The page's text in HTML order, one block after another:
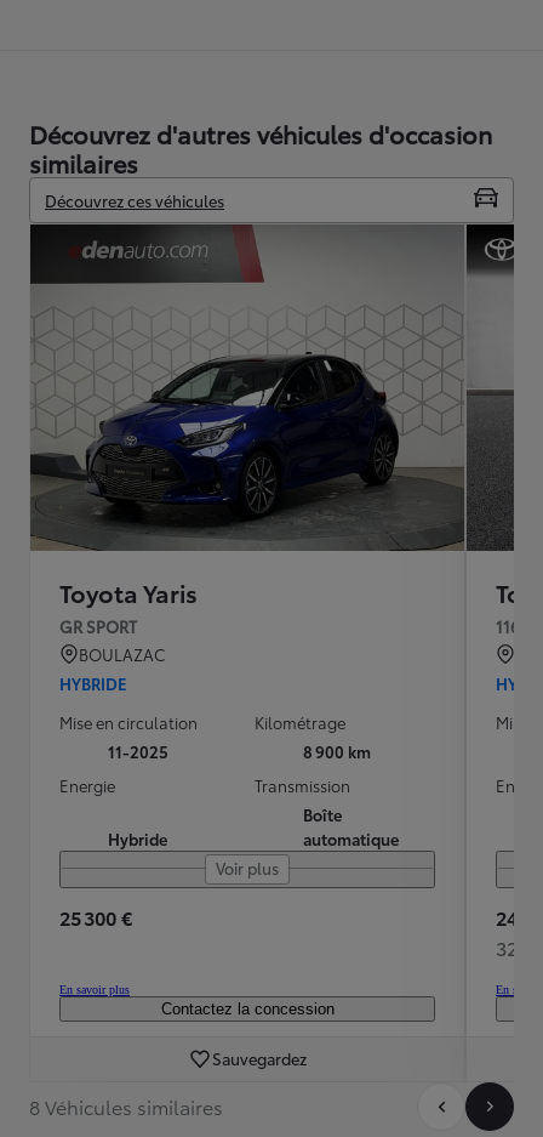
Découvrez d'autres véhicules d'occasion
similaires
Découvrez ces véhicules
Toyota Yaris
GR SPORT
BOULAZAC
HYBRIDE
Mise en circulation
11-2025
Kilométrage
8 900 km
Energie
Hybride
Transmission
Boîte
automatique
Voir plus
25 300 €
En savoir plus
Contactez la concession
Sauvegardez
116h
Mise
24
324
En
8 Véhicules similaires